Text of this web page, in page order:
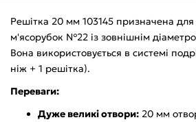
Решітка 20 мм 103145 призначена
м'ясорубок №22 із зовнішнім
Вона використовується в системі
ніж + 1 решітка).
Переваги:
Дуже великі отвори: 20 мм